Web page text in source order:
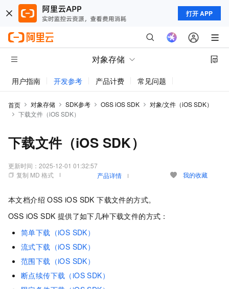
打开 APP
对象存储
用户指南 开发参考 产品计费 常见问题
首页 对象存储 SDK参考 OSS iOS SDK
对象/文件（iOS SDK）
下载文件（iOS SDK）
下载文件（iOS SDK）
更新时间： 2025-12-01 01:32:57
复制 MD 格式
产品详情 我的收藏
本文档介绍 OSS iOS SDK 下载文件的方式。
OSS iOS SDK 提供了如下几种下载文件的方式：
简单下载（iOS SDK）
流式下载（iOS SDK）
范围下载（iOS SDK）
断点续传下载（iOS SDK）